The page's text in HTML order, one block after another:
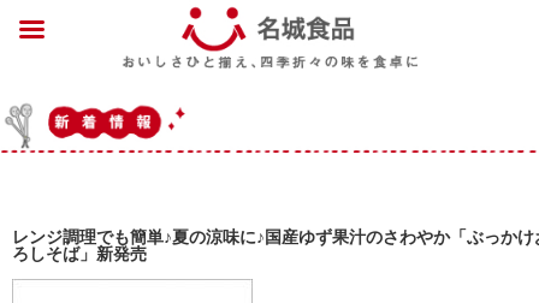
レンジ調理でも簡単♪夏の涼味に♪国産ゆず果汁のさわやか「ぶっかけ
ろしそば」新発売